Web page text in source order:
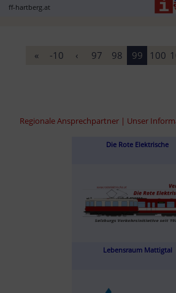
ff-hartberg.at
« -10 ‹ 97 98 99 100
Regionale Ansprechpartner | Unser
Die Rote Elektrische
Lebensraum Mattigtal